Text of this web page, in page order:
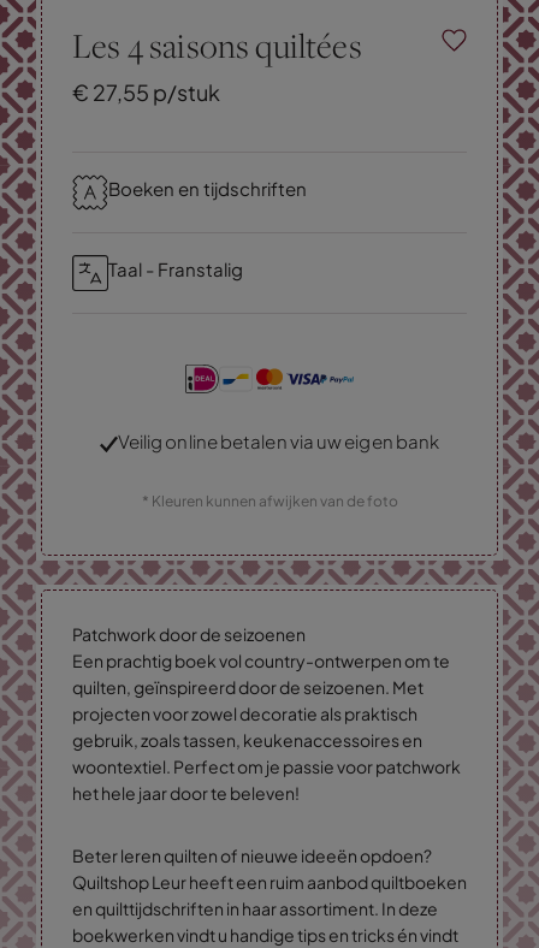
Les 4 saisons quiltées
€ 27,55 p/stuk
Boeken en tijdschriften
Taal - Franstalig
Veilig online betalen via uw eigen bank
* Kleuren kunnen afwijken van de foto
Patchwork door de seizoenen
Een prachtig boek vol country-ontwerpen om te
quilten, geïnspireerd door de seizoenen. Met
projecten voor zowel decoratie als praktisch
gebruik, zoals tassen, keukenaccessoires en
woontextiel. Perfect om je passie voor patchwork
het hele jaar door te beleven!
Beter leren quilten of nieuwe ideeën opdoen?
Quiltshop Leur heeft een ruim aanbod quiltboeken
en quilttijdschriften in haar assortiment. In deze
boekwerken vindt u handige tips en tricks én vindt